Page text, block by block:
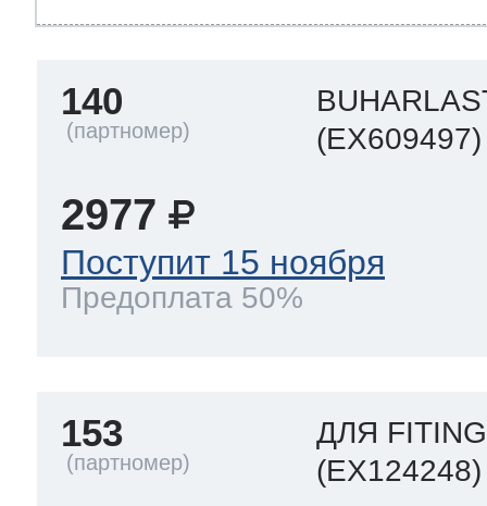
140
(EX609497)
2977
Поступит 15 ноября
Предоплата 50%
153
ДЛЯ
(EX124248)